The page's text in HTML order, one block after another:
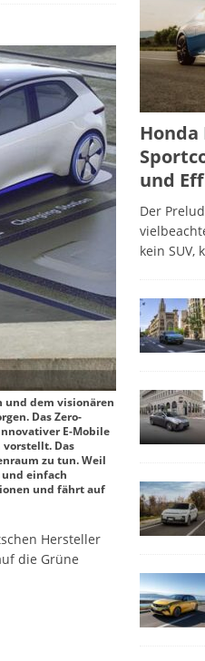
und dem visionären
Das Zero-
E-Mobile
vorstellt. Das
zu tun. Weil
einfach
und fährt auf
Hersteller
die Grüne
und
Der
kein SUV,